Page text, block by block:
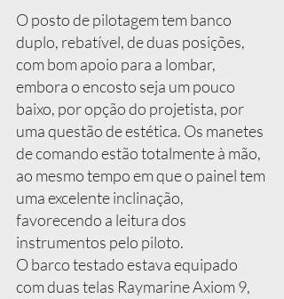
O posto de pilotagem tem banco
duplo, rebatível, de duas posições,
com bom apoio para a lombar,
embora o encosto seja um pouco
baixo, por opção do projetista, por
uma questão de estética. Os manetes
de comando estão totalmente à mão,
ao mesmo tempo em que o painel tem
uma excelente inclinação,
favorecendo a leitura dos
instrumentos pelo piloto.
O barco testado estava equipado
com duas telas Raymarine Axiom 9,